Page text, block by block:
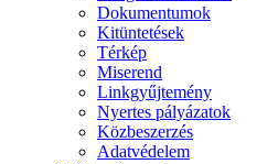
Dokumentumok
Kitüntetések
Térkép
Miserend
Linkgyűjtemény
Nyertes pályázatok
Közbeszerzés
Adatvédelem